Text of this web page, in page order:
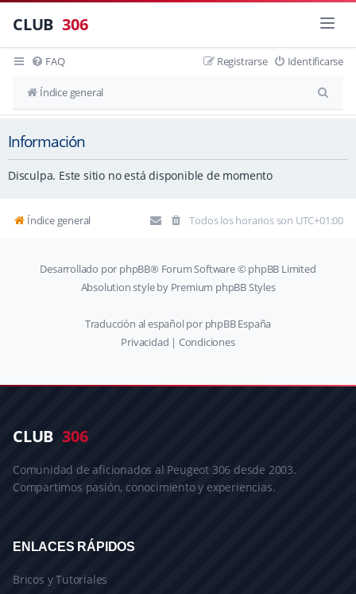
CLUB 306
FAQ Identificarse
Registrarse
Índice general
u
c
Información
Disculpa. Este sitio no está disponible de momento
Índice general Todos los horarios son UTC+01:00
Desarrollado por phpBB® Forum Software © phpBB Limited
Absolution style by Premium phpBB Styles
Traducción al español por phpBB España
Privacidad | Condiciones
CLUB 306
Comunidad de aficionados al Peugeot 306 desde 2003.
Compartimos pasión, conocimiento y experiencias.
ENLACES RÁPIDOS
Bricos y Tutoriales